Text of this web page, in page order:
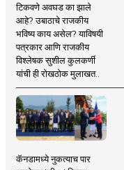
टिकवणे अवघड का झाले
आहे? उबाठाचे राजकीय
भविष्य काय असेल? याविषयी
पत्रकार आणि राजकीय
विश्लेषक सुशील कुलकर्णी
यांची ही रोखठोक मुलाखत..
कॅनडामध्ये नुकत्याच पार